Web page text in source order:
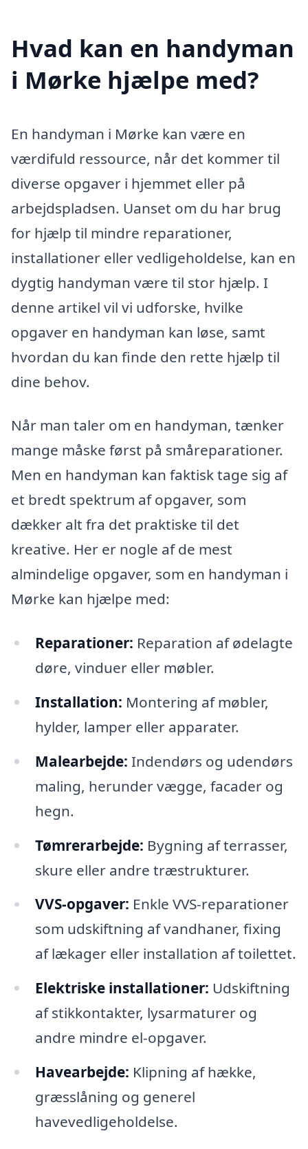
Hvad kan en handyman
i Mørke hjælpe med?
En handyman i Mørke kan være en
værdifuld ressource, når det kommer til
diverse opgaver i hjemmet eller på
arbejdspladsen. Uanset om du har brug
for hjælp til mindre reparationer,
installationer eller vedligeholdelse, kan en
dygtig handyman være til stor hjælp. I
denne artikel vil vi udforske, hvilke
opgaver en handyman kan løse, samt
hvordan du kan finde den rette hjælp til
dine behov.
Når man taler om en handyman, tænker
mange måske først på småreparationer.
Men en handyman kan faktisk tage sig af
et bredt spektrum af opgaver, som
dækker alt fra det praktiske til det
kreative. Her er nogle af de mest
almindelige opgaver, som en handyman i
Mørke kan hjælpe med:
Reparationer: Reparation af ødelagte
døre, vinduer eller møbler.
Installation: Montering af møbler,
hylder, lamper eller apparater.
Malearbejde: Indendørs og udendørs
maling, herunder vægge, facader og
hegn.
Tømrerarbejde: Bygning af terrasser,
skure eller andre træstrukturer.
VVS-opgaver: Enkle VVS-reparationer
som udskiftning af vandhaner, fixing
af lækager eller installation af toilettet.
Elektriske installationer: Udskiftning
af stikkontakter, lysarmaturer og
andre mindre el-opgaver.
Havearbejde: Klipning af hække,
græsslåning og generel
havevedligeholdelse.